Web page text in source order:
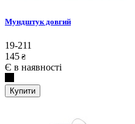
Мундштук довгий
19-211
145 ₴
Є в наявності
Купити